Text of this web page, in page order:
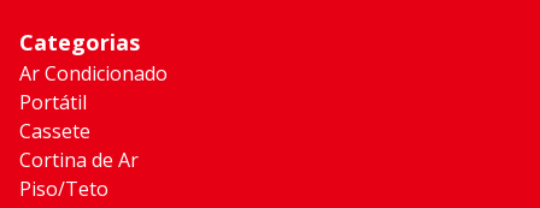
Categorias
Ar Condicionado
Portátil
Cassete
Cortina de Ar
Piso/Teto